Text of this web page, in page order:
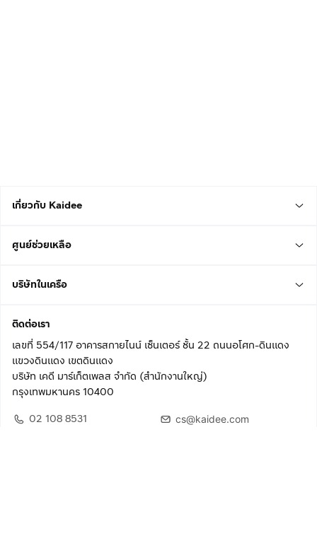
เกี่ยวกับ Kaidee
ศูนย์ช่วยเหลือ
บริษัทในเครือ
ติดต่อเรา
เลขที่ 554/117 อาคารสกายไนน์ เซ็นเตอร์ ชั้น 22 ถนนอโศก-ดินแดง
แขวงดินแดง เขตดินแดง
บริษัท เคดี มาร์เก็ตเพลส จำกัด (สำนักงานใหญ่)
กรุงเทพมหานคร 10400
02 108 8531
cs@kaidee.com